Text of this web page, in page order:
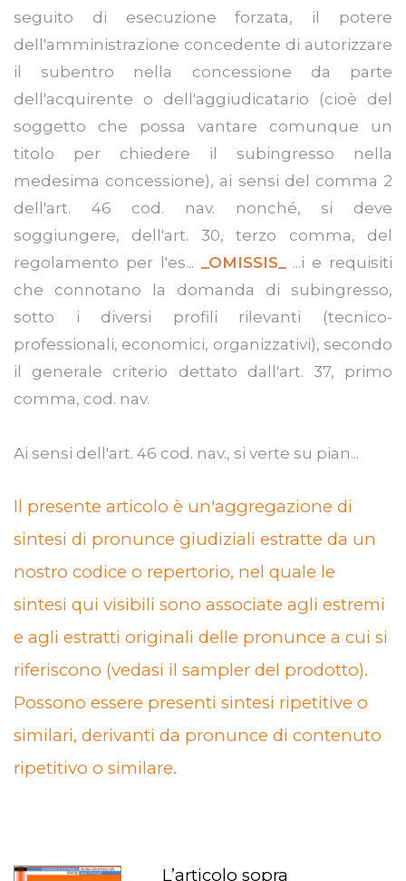
seguito di esecuzione forzata, il potere
dell'amministrazione concedente di autorizzare
il subentro nella concessione da parte
dell'acquirente o dell'aggiudicatario (cioè del
soggetto che possa vantare comunque un
titolo per chiedere il subingresso nella
medesima concessione), ai sensi del comma 2
dell'art. 46 cod. nav. nonché, si deve
soggiungere, dell'art. 30, terzo comma, del
regolamento per l'es...
_OMISSIS_
...i e requisiti
che connotano la domanda di subingresso,
sotto i diversi profili rilevanti (tecnico-
professionali, economici, organizzativi), secondo
il generale criterio dettato dall'art. 37, primo
comma, cod. nav.
Ai sensi dell'art. 46 cod. nav., si verte su pian...
Il presente articolo è un'aggregazione di
sintesi di pronunce giudiziali estratte da un
nostro codice o repertorio, nel quale le
sintesi qui visibili sono associate agli estremi
e agli estratti originali delle pronunce a cui si
riferiscono (vedasi il sampler del prodotto).
Possono essere presenti sintesi ripetitive o
similari, derivanti da pronunce di contenuto
ripetitivo o similare.
L’articolo sopra